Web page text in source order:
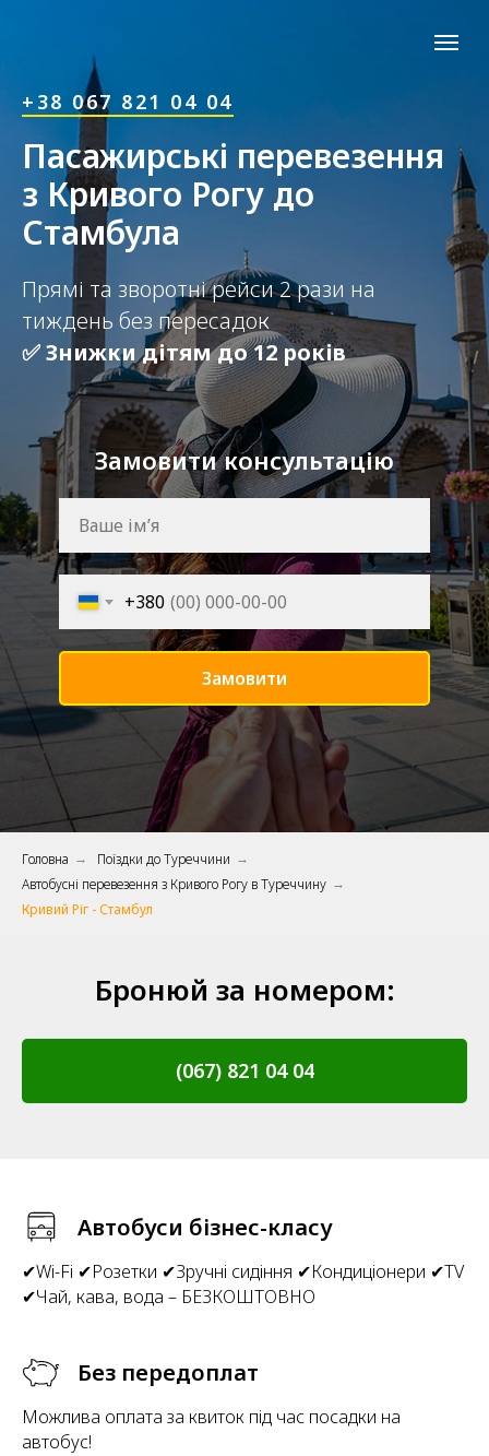
+38 067 821 04 04
Пасажирські перевезення
з Кривого Рогу до
Стамбула
Прямі та зворотні рейси 2 рази на
тиждень без пересадок
✅ Знижки дітям до 12 років
Замовити консультацію
+380
Замовити
Головна → Поїздки до Туреччини →
Автобусні перевезення з Кривого Рогу в Туреччину →
Кривий Ріг - Стамбул
Бронюй за номером:
(067) 821 04 04
Автобуси бізнес-класу
✔Wi-Fi ✔Розетки ✔Зручні сидіння ✔Кондиціонери ✔TV
✔Чай, кава, вода – БЕЗКОШТОВНО
Без передоплат
Можлива оплата за квиток під час посадки на
автобус!